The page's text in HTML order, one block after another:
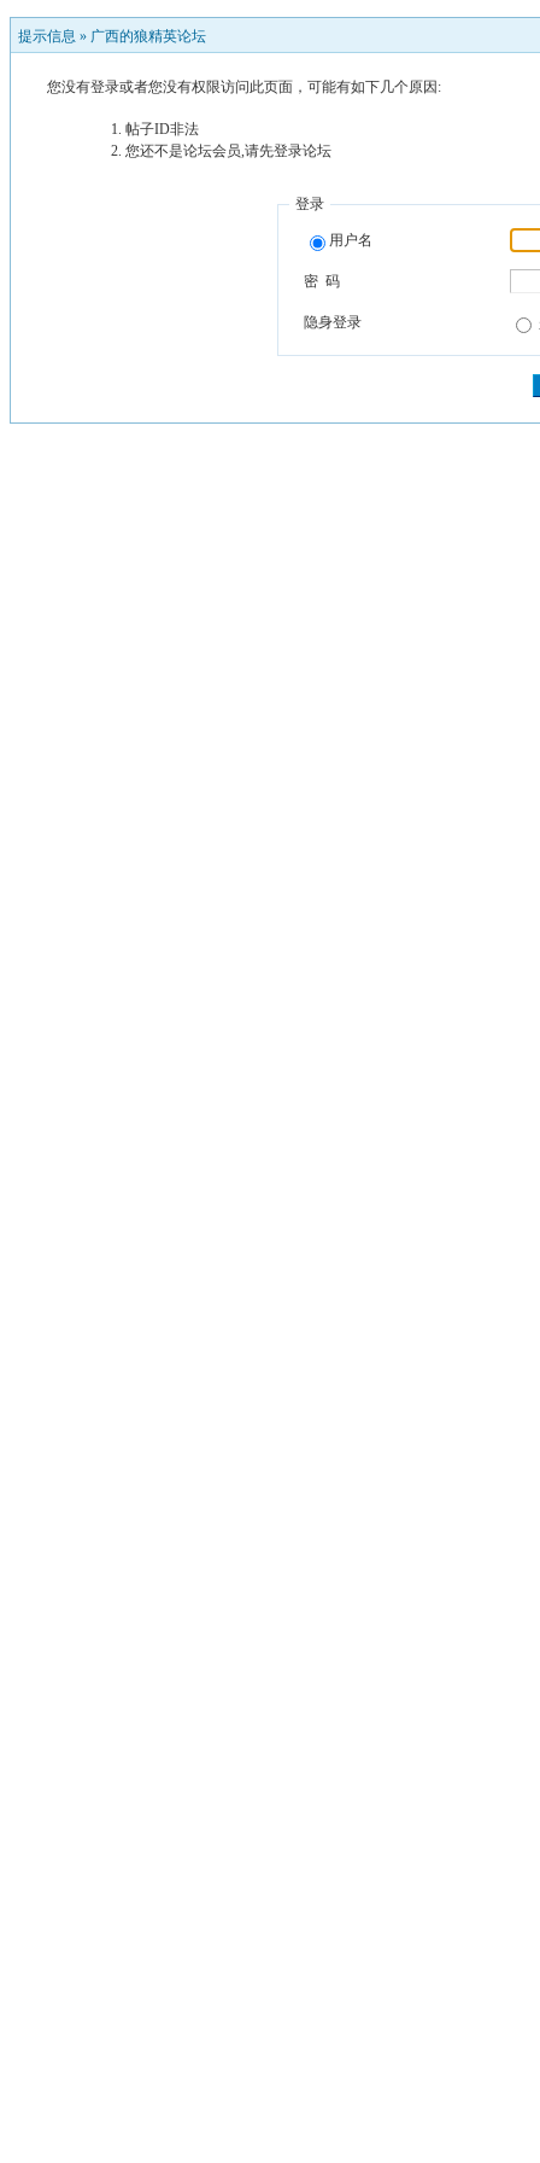
提示信息 » 广西的狼精英论坛
您没有登录或者您没有权限访问此页面，可能有如下几个原因:
帖子ID非法
您还不是论坛会员,请先登录论坛
登录
用户名
密 码
隐身登录